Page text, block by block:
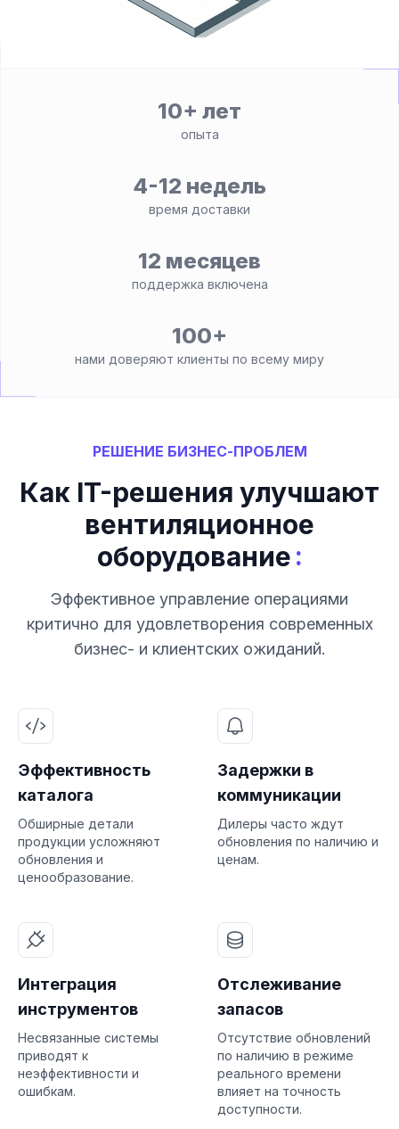
10+ лет
опыта
4-12 недель
время доставки
12 месяцев
поддержка включена
100+
нами доверяют клиенты по всему миру
РЕШЕНИЕ БИЗНЕС-ПРОБЛЕМ
Как IT-решения улучшают
вентиляционное
оборудование:
Эффективное управление операциями
критично для удовлетворения современных
бизнес- и клиентских ожиданий.
Эффективность
каталога
Обширные детали
продукции усложняют
обновления и
ценообразование.
Задержки в
коммуникации
Дилеры часто ждут
обновления по наличию и
ценам.
Интеграция
инструментов
Несвязанные системы
приводят к
неэффективности и
ошибкам.
Отслеживание
запасов
Отсутствие обновлений
по наличию в режиме
реального времени
влияет на точность
доступности.